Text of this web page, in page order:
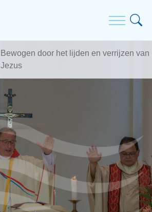
Bewogen door het lijden en verrijzen van
Jezus